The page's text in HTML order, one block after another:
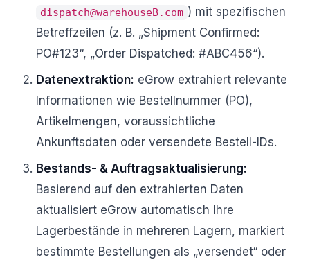
dispatch@warehouseB.com ) mit spezifischen
Betreffzeilen (z. B. „Shipment Confirmed:
PO#123“, „Order Dispatched: #ABC456“).
Datenextraktion: eGrow extrahiert relevante
Informationen wie Bestellnummer (PO),
Artikelmengen, voraussichtliche
Ankunftsdaten oder versendete Bestell-IDs.
Bestands- & Auftragsaktualisierung:
Basierend auf den extrahierten Daten
aktualisiert eGrow automatisch Ihre
Lagerbestände in mehreren Lagern, markiert
bestimmte Bestellungen als „versendet“ oder